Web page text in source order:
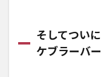
ちで
きる
そしてつい
ケブラーバー